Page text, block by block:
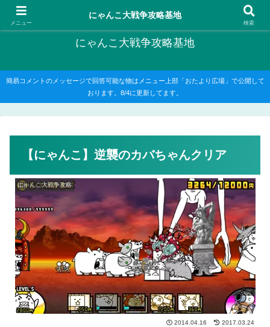
にゃんこ大戦争の攻略がメインですが、他のゲームの記事もたまに書いてます
にゃんこ大戦争攻略基地
簡易コメントのメッセージで回答可能な物はメニュー上部「おたより広場」で公開して
おります。8/4に更新してます。
【にゃんこ】逆襲のカバちゃんクリア
にゃんこ大戦争攻略
2014.04.16 2017.03.24
メニュー
にゃんこ大戦争攻略基地
検索